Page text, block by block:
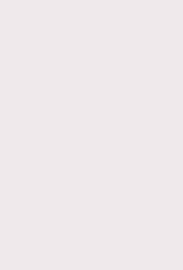
本人已
本人願
本人的個人